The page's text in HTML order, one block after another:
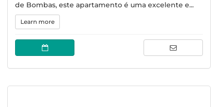
de Bombas, este apartamento é uma excelente e...
Learn more